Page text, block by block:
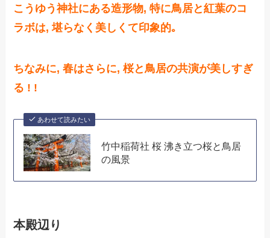
こうゆう神社にある造形物, 特に鳥居と紅葉のコ
ラボは, 堪らなく美しくて印象的｡
ちなみに, 春はさらに, 桜と鳥居の共演が美しすぎ
る ! !
あわせて読みたい
竹中稲荷社 桜 沸き立つ桜と鳥居
の風景
本殿辺り